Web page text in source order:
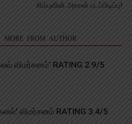
சிம்புவின் அரசன் படப்பிடிப்பு!
MORE FROM AUTHOR
விமர்சனம்’ RATING 2.9/5
விமர்சனம் RATING 3.4/5